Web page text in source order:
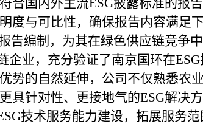
合国内外主流ESG披露标准的报
度与可比性，确保报告内容满足
告编制，为其在绿色供应链竞争中
企业，充分验证了南京国环在
势的自然延伸，公司不仅熟悉农
具针对性、更接地气的ESG解决方
技术服务能力建设，拓展服务